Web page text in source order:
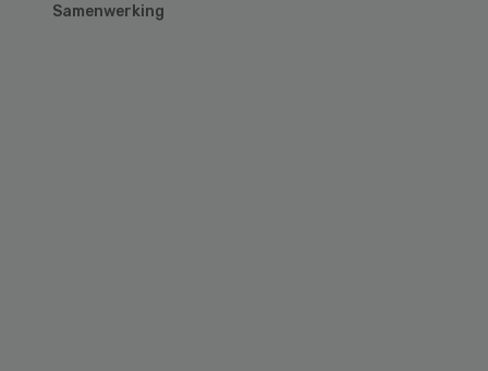
Samenwerking